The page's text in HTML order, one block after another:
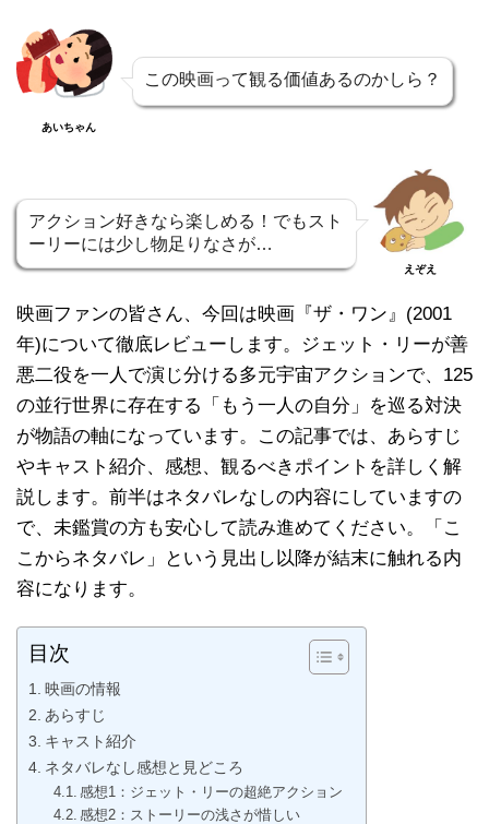
あいちゃん
この映画って観る価値あるのかしら？
アクション好きなら楽しめる！でもスト
ーリーには少し物足りなさが…
えぞえ
映画ファンの皆さん、今回は映画『ザ・ワン』(2001
年)について徹底レビューします。ジェット・リーが善
悪二役を一人で演じ分ける多元宇宙アクションで、125
の並行世界に存在する「もう一人の自分」を巡る対決
が物語の軸になっています。この記事では、あらすじ
やキャスト紹介、感想、観るべきポイントを詳しく解
説します。前半はネタバレなしの内容にしていますの
で、未鑑賞の方も安心して読み進めてください。「こ
こからネタバレ」という見出し以降が結末に触れる内
容になります。
目次
映画の情報
あらすじ
キャスト紹介
ネタバレなし感想と見どころ
感想1：ジェット・リーの超絶アクション
感想2：ストーリーの浅さが惜しい